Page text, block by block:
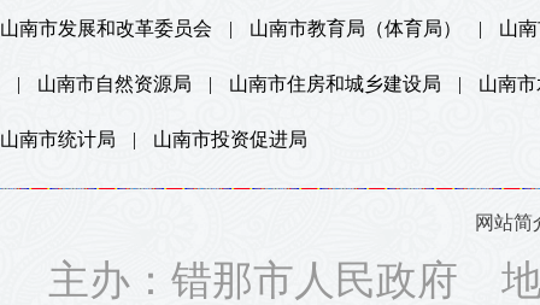
山南市发展和改革委员会 | 山南市教育局（体育局） | 山
| 山南市自然资源局 | 山南市住房和城乡建设局 | 山南
山南市统计局 | 山南市投资促进局
网站简
主办：错那市人民政府